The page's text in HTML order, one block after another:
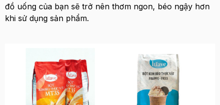
đồ uống của bạn sẽ trở nên thơm ngon, béo ngậy hơn
khi sử dụng sản phẩm.